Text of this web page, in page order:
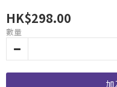
HK$298.00
數量
加